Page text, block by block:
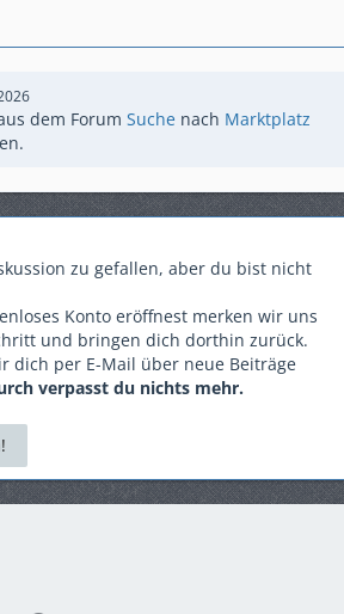
dem Forum Suche nach Marktplatz
zu gefallen, aber du bist nicht
Konto eröffnest merken wir uns
und bringen dich dorthin zurück.
dich per E-Mail über neue Beiträge
verpasst du nichts mehr.